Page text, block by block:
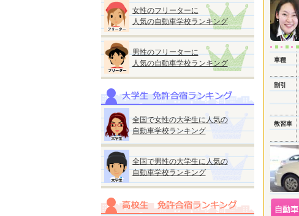
女性のフリーターに
人気の自動車学校ランキング
男性のフリーターに
人気の自動車学校ランキング
全国で女性の大学生に人気の
自動車学校ランキング
全国で男性の大学生に人気の
自動車学校ランキング
車種
割引
教習車